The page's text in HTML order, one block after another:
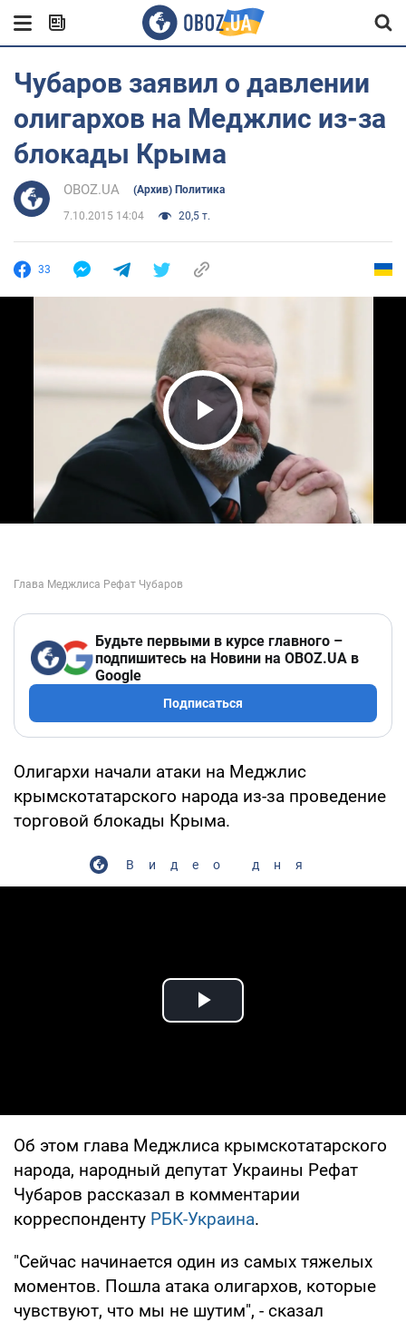
Чубаров заявил о давлении
олигархов на Меджлис из-за
блокады Крыма
OBOZ.UA (Архив) Политика
7.10.2015 14:04 20,5 т.
33
Play Video
Будьте первыми в курсе главного –
подпишитесь на Новини на OBOZ.UA в
Google
Подписаться
Олигархи начали атаки на Меджлис
крымскотатарского народа из-за проведение
торговой блокады Крыма.
Видео дня
Play Video
Об этом глава Меджлиса крымскотатарского
народа, народный депутат Украины Рефат
Чубаров рассказал в комментарии
корреспонденту РБК-Украина.
"Сейчас начинается один из самых тяжелых
моментов. Пошла атака олигархов, которые
чувствуют, что мы не шутим", - сказал